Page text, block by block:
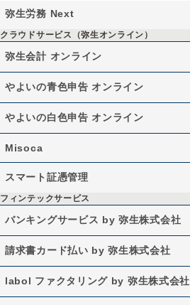
弥生労務 Next
クラウドサービス（弥生オンライン）
弥生会計 オンライン
やよいの青色申告 オンライン
やよいの白色申告 オンライン
Misoca
スマート証憑管理
フィンテックサービス
バンキングサービス by 弥生株式会社
請求書カード払い by 弥生株式会社
labol ファクタリング by 弥生株式会社